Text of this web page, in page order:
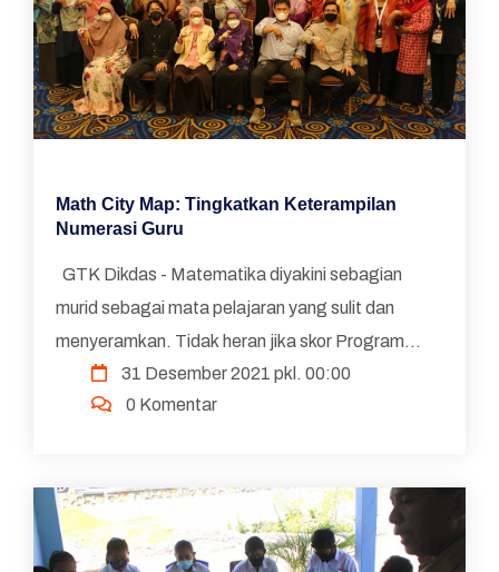
Math City Map: Tingkatkan Keterampilan
Numerasi Guru
GTK Dikdas - Matematika diyakini sebagian
murid sebagai mata pelajaran yang sulit dan
menyeramkan. Tidak heran jika skor Program
Penilaian Pelajar Internasional atau Programme
for Interna...
31 Desember 2021 pkl. 00:00
0 Komentar